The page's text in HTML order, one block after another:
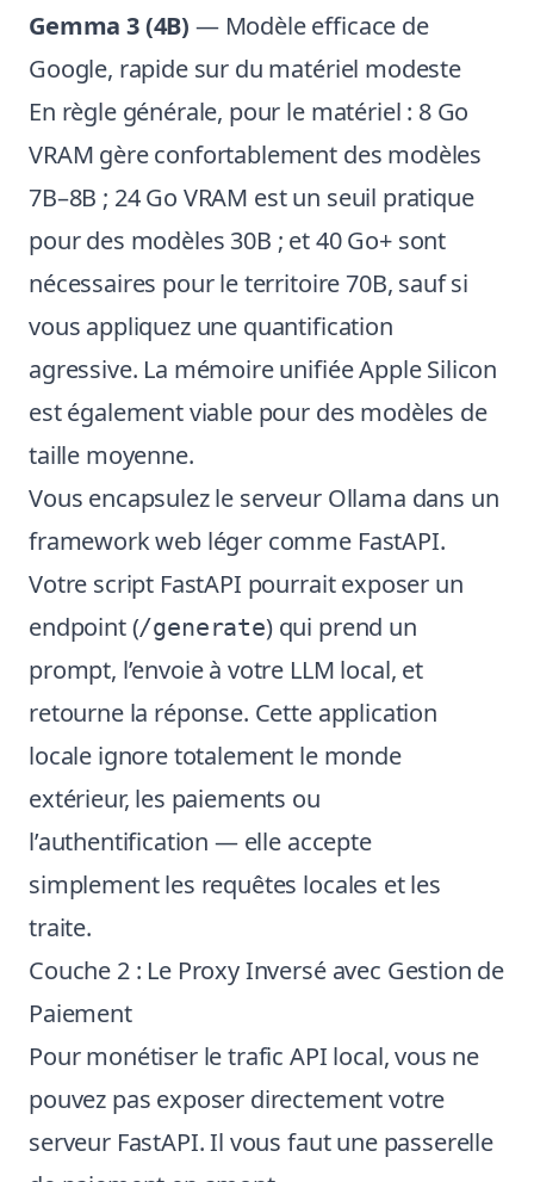
Gemma 3 (4B) — Modèle efficace de
Google, rapide sur du matériel modeste
En règle générale, pour le matériel : 8 Go
VRAM gère confortablement des modèles
7B–8B ; 24 Go VRAM est un seuil pratique
pour des modèles 30B ; et 40 Go+ sont
nécessaires pour le territoire 70B, sauf si
vous appliquez une quantification
agressive. La mémoire unifiée Apple Silicon
est également viable pour des modèles de
taille moyenne.
Vous encapsulez le serveur Ollama dans un
framework web léger comme FastAPI.
Votre script FastAPI pourrait exposer un
endpoint (/generate) qui prend un
prompt, l’envoie à votre LLM local, et
retourne la réponse. Cette application
locale ignore totalement le monde
extérieur, les paiements ou
l’authentification — elle accepte
simplement les requêtes locales et les
traite.
Couche 2 : Le Proxy Inversé avec Gestion de
Paiement
Pour monétiser le trafic API local, vous ne
pouvez pas exposer directement votre
serveur FastAPI. Il vous faut une passerelle